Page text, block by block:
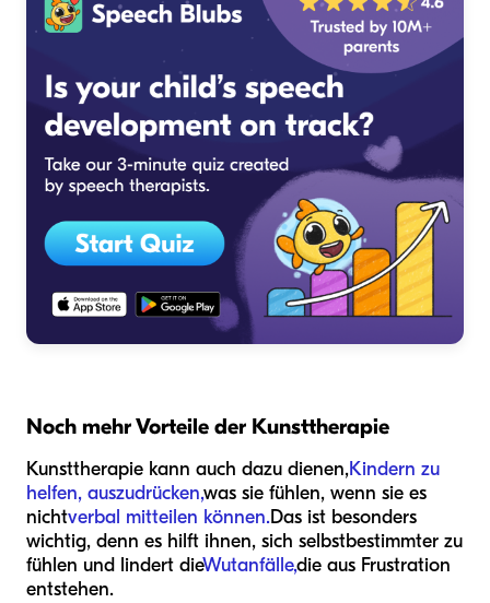
Noch mehr Vorteile der Kunsttherapie
Kunsttherapie kann auch dazu dienen,Kindern zu
helfen, auszudrücken,was sie fühlen, wenn sie es
nichtverbal mitteilen können.Das ist besonders
wichtig, denn es hilft ihnen, sich selbstbestimmter zu
fühlen und lindert dieWutanfälle,die aus Frustration
entstehen.